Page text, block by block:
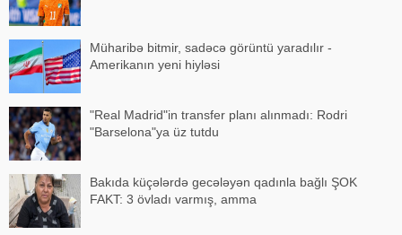
Müharibə bitmir, sadəcə görüntü yaradılır -
Amerikanın yeni hiyləsi
"Real Madrid"in transfer planı alınmadı: Rodri
"Barselona"ya üz tutdu
Bakıda küçələrdə gecələyən qadınla bağlı ŞOK
FAKT: 3 övladı varmış, amma